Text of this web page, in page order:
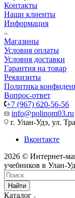
Контакты
Наши клиенты
Информация
Магазины
Условия оплаты
Условия доставки
Гарантия на товар
Реквизиты
Политика
Вопрос-ответ
+7 (967) 620-56-56
info@polinom03.ru
г. Улан-Удэ, ул.
Вконтакте
2026 © Интернет-
учебников в Улан-
Найти
Каталог